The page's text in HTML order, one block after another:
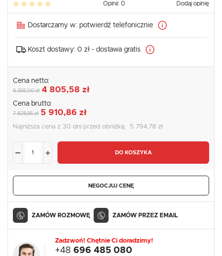
Opinii: 0 Dodaj opinię
Dostarczamy w: potwierdź telefonicznie
Koszt dostawy: 0 zł - dostawa gratis
Cena netto:
6 365,00 zł 4 805,58 zł
Cena brutto:
7 828,95 zł 5 910,86 zł
Najniższa cena z 30 dni przed obniżką: 5 794,78 zł
DO KOSZYKA
NEGOCJUJ CENĘ
ZAMÓW ROZMOWĘ ZAMÓW PRZEZ EMAIL
Zadzwoń! Chętnie Ci doradzimy!
+48 696 485 080